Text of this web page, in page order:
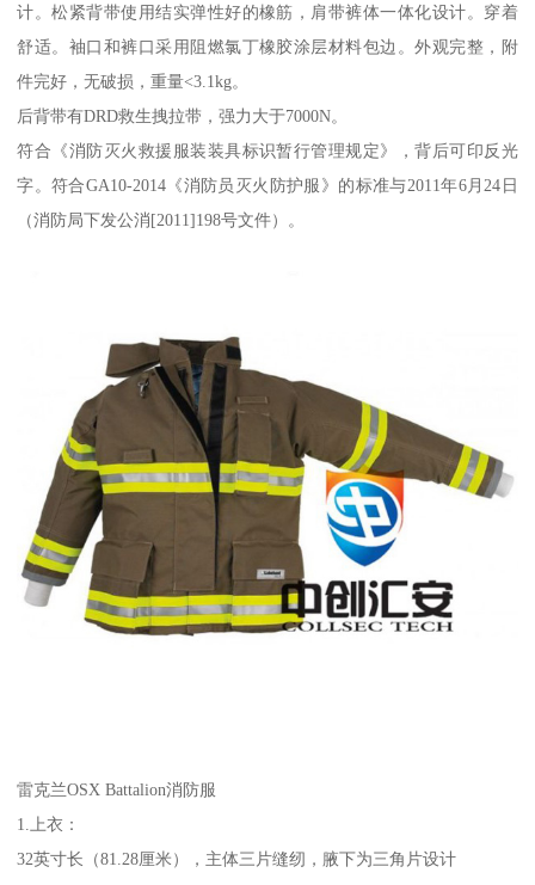
计。松紧背带使用结实弹性好的橡筋，肩带裤体一体化设计。穿着
舒适。袖口和裤口采用阻燃氯丁橡胶涂层材料包边。外观完整，附
件完好，无破损，重量<3.1kg。
后背带有DRD救生拽拉带，强力大于7000N。
符合《消防灭火救援服装装具标识暂行管理规定》，背后可印反光
字。符合GA10-2014《消防员灭火防护服》的标准与2011年6月24日
（消防局下发公消[2011]198号文件）。
雷克兰OSX Battalion消防服
1.上衣：
32英寸长（81.28厘米），主体三片缝纫，腋下为三角片设计